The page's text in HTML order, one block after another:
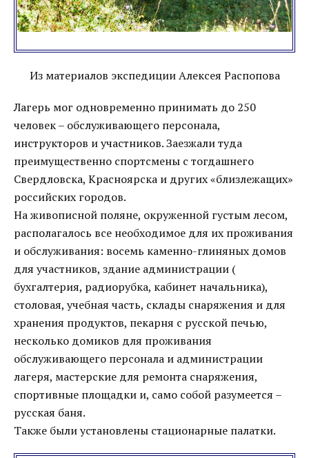
Из материалов экспедиции Алексея Распопова
Лагерь мог одновременно принимать до 250
человек – обслуживающего персонала,
инструкторов и участников. Заезжали туда
преимущественно спортсмены с тогдашнего
Свердловска, Красноярска и других «близлежащих»
российских городов.
На живописной поляне, окруженной густым лесом,
располагалось все необходимое для их проживания
и обслуживания: восемь каменно-глиняных домов
для участников, здание администрации (
бухгалтерия, радиорубка, кабинет начальника),
столовая, учебная часть, склады снаряжения и для
хранения продуктов, пекарня с русской печью,
несколько домиков для проживания
обслуживающего персонала и администрации
лагеря, мастерские для ремонта снаряжения,
спортивные площадки и, само собой разумеется –
русская баня.
Также были установлены стационарные палатки.